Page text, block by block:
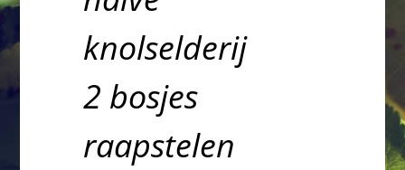
knolselderij
2 bosjes
raapstelen